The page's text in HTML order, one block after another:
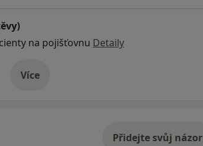
na pojišťovnu Detaily
Víceo adrese
Přidejte svůj názor